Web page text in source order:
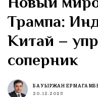
Трампа:
Китай –
соперник
БАУЫРЖАН
20.12.2025